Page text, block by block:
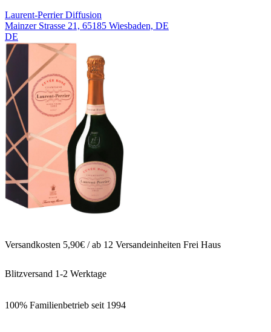
Laurent-Perrier Diffusion
Mainzer Strasse 21, 65185 Wiesbaden, DE
DE
Versandkosten 5,90€ / ab 12 Versandeinheiten Frei Haus
Blitzversand 1-2 Werktage
100% Familienbetrieb seit 1994